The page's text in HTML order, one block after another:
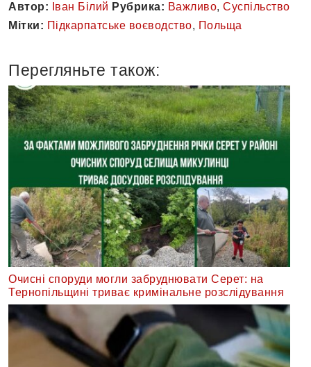
Автор: Іван Білий Рубрика: Важливо, Суспільство
Мітки: Підкарпатське воєводство, Польща
Перегляньте також:
Очисні споруди могли забруднювати Серет: на
Тернопільщині триває кримінальне розслідування